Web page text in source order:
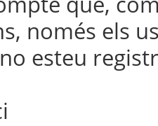
només els
esteu